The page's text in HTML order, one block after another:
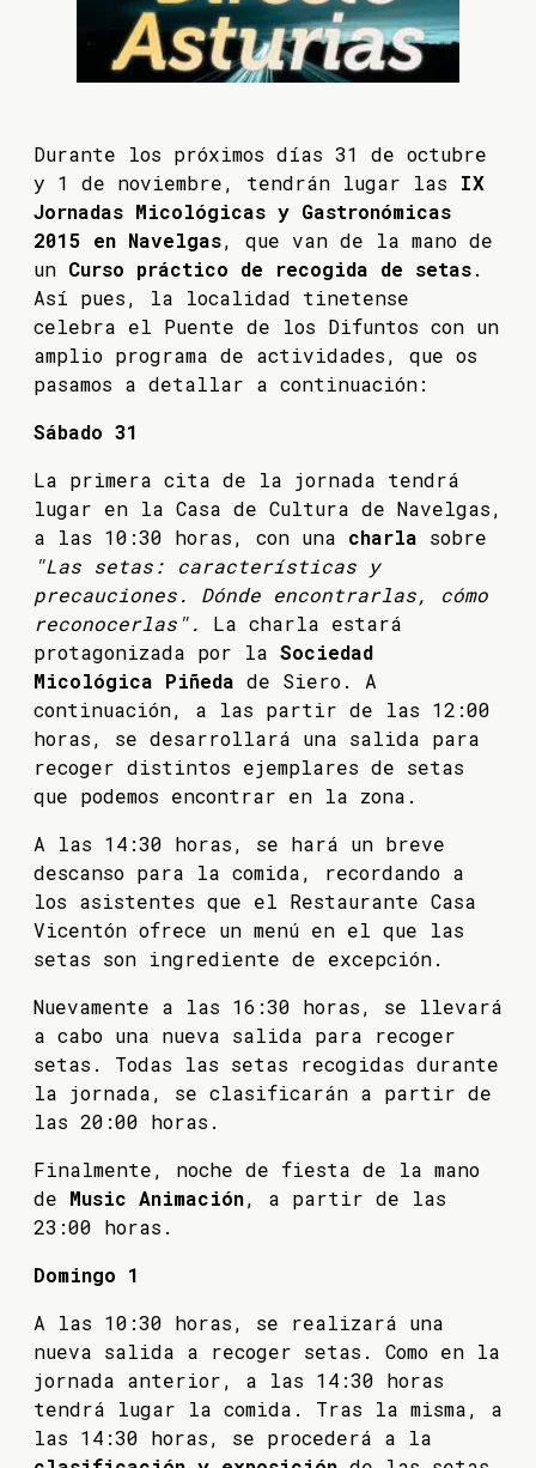
Durante los próximos días 31 de octubre
y 1 de noviembre, tendrán lugar las IX
Jornadas Micológicas y Gastronómicas
2015 en Navelgas, que van de la mano de
un Curso práctico de recogida de setas.
Así pues, la localidad tinetense
celebra el Puente de los Difuntos con un
amplio programa de actividades, que os
pasamos a detallar a continuación:
Sábado 31
La primera cita de la jornada tendrá
lugar en la Casa de Cultura de Navelgas,
a las 10:30 horas, con una charla sobre
"Las setas: características y
precauciones. Dónde encontrarlas, cómo
reconocerlas".
La charla estará
protagonizada por la Sociedad
Micológica Piñeda de Siero. A
continuación, a las partir de las 12:00
horas, se desarrollará una salida para
recoger distintos ejemplares de setas
que podemos encontrar en la zona.
A las 14:30 horas, se hará un breve
descanso para la comida, recordando a
los asistentes que el Restaurante Casa
Vicentón ofrece un menú en el que las
setas son ingrediente de excepción.
Nuevamente a las 16:30 horas, se llevará
a cabo una nueva salida para recoger
setas. Todas las setas recogidas durante
la jornada, se clasificarán a partir de
las 20:00 horas.
Finalmente, noche de fiesta de la mano
de Music Animación, a partir de las
23:00 horas.
Domingo 1
A las 10:30 horas, se realizará una
nueva salida a recoger setas. Como en la
jornada anterior, a las 14:30 horas
tendrá lugar la comida. Tras la misma, a
las 14:30 horas, se procederá a la